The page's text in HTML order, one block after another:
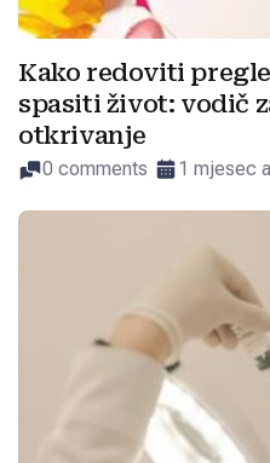
Kako redoviti
spasiti život: vodič
otkrivanje
0 comments 1 mjesec